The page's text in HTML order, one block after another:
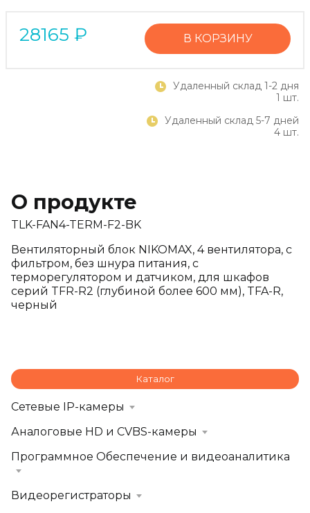
28165 ₽ В КОРЗИНУ
Удаленный склад 1-2 дня
1 шт.
Удаленный склад 5-7 дней
4 шт.
О продукте
TLK-FAN4-TERM-F2-BK
Вентиляторный блок NIKOMAX, 4 вентилятора, с
фильтром, без шнура питания, с
терморегулятором и датчиком, для шкафов
серий TFR-R2 (глубиной более 600 мм), TFA-R,
черный
Каталог
Сетевые IP-камеры
Аналоговые HD и CVBS-камеры
Программное Обеспечение и видеоаналитика
Видеорегистраторы